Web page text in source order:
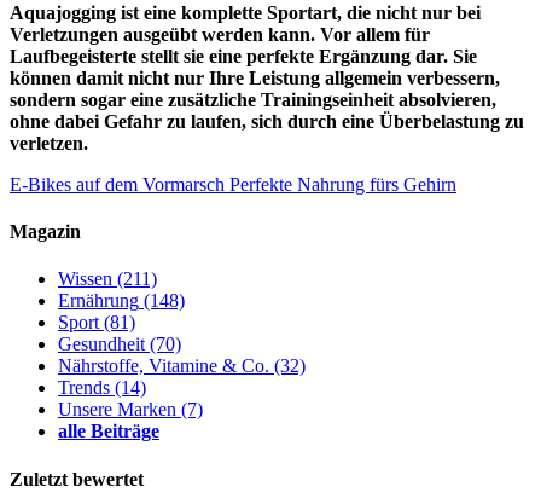
Aquajogging ist eine komplette Sportart, die nicht nur bei
Verletzungen ausgeübt werden kann. Vor allem für
Laufbegeisterte stellt sie eine perfekte Ergänzung dar. Sie
können damit nicht nur Ihre Leistung allgemein verbessern,
sondern sogar eine zusätzliche Trainingseinheit absolvieren,
ohne dabei Gefahr zu laufen, sich durch eine Überbelastung zu
verletzen.
E-Bikes auf dem Vormarsch Perfekte Nahrung fürs Gehirn
Magazin
Wissen (211)
Ernährung (148)
Sport(81)
Gesundheit(70)
Nährstoffe, Vitamine & Co. (32)
Trends (14)
Unsere Marken (7)
alle Beiträge
Zuletzt bewertet